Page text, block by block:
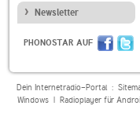
Newsletter
PHONOSTAR AUF
Dein Internetradio-Portal :
Windows| Radioplayer für